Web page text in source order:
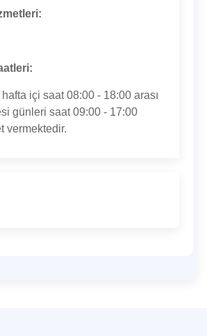
içi saat 08:00 - 18:00 arası
günleri saat 09:00 - 17:00
vermektedir.